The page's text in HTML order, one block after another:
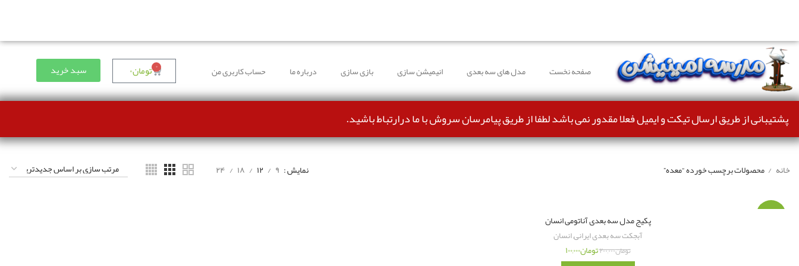
صفحه نخست مدل های سه بعدی انیمیشن سازی بازی سازی درباره ما حساب کاربری من تومان۰ ۰ سبد خرید
پشتیبانی از طریق ارسال تیکت و ایمیل فعلا مقدور نمی باشد لطفا از طریق پیامرسان سروش با ما درارتباط باشید.
خانه محصولات برچسب خورده “معده” نمایش ۹ ۱۲ ۱۸ ۲۴
پکیج مدل سه بعدی آناتومی انسان
آبجکت سه بعدی ایرانی,انسان
تومان۲۰۰,۰۰۰تومان۱۰۰,۰۰۰